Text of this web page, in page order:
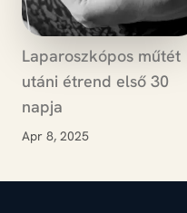
Laparoszkópos műtét
utáni étrend első 30
napja
Apr 8, 2025